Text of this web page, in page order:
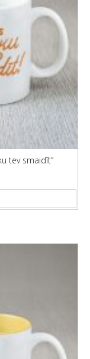
tev smaidīt”